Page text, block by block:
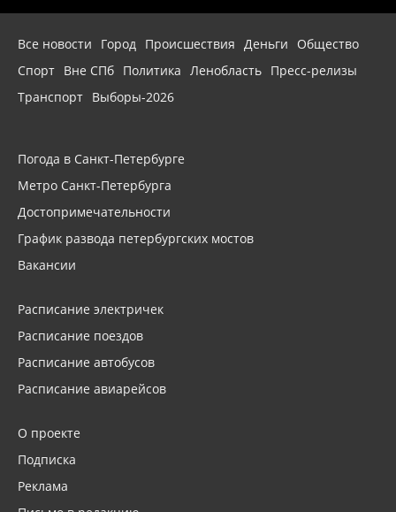
Все новости Город Происшествия Деньги
Общество
Спорт Вне СПб Политика Ленобласть Пресс-релизы
Транспорт Выборы-2026
Погода в Санкт-Петербурге
Метро Санкт-Петербурга
Достопримечательности
График развода петербургских мостов
Вакансии
Расписание электричек
Расписание поездов
Расписание автобусов
Расписание авиарейсов
О проекте
Подписка
Реклама